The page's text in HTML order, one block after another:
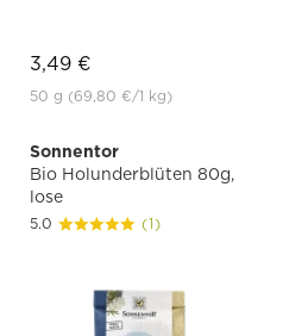
3,49 €
50 g (69,80 €/1 kg)
Sonnentor
Bio Holunderblüten 80g,
lose
5.0 (1)